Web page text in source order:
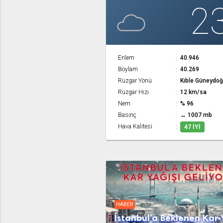
Enlem
40.946
Boylam
40.269
Rüzgar Yönü
Kıble
Rüzgar Hızı
12 km/sa
Nem
% 96
Basınç
↔ 1007 mb
Hava Kalitesi
47 İYI
HABER
İstanbul'a Beklenen Kar